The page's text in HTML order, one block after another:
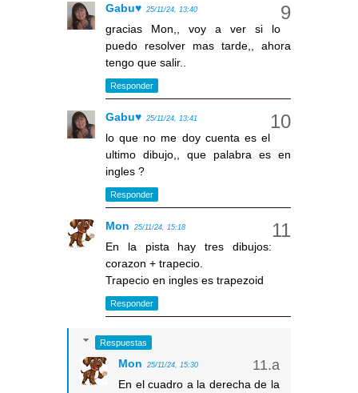
Gabu♥ 25/11/24, 13:40
gracias Mon,, voy a ver si lo
puedo resolver mas tarde,, ahora
tengo que salir..
Responder
Gabu♥ 25/11/24, 13:41
lo que no me doy cuenta es el
ultimo dibujo,, que palabra es en
ingles ?
Responder
Mon 25/11/24, 15:18
En la pista hay tres dibujos:
corazon + trapecio.
Trapecio en ingles es trapezoid
Responder
Respuestas
Mon 25/11/24, 15:30
En el cuadro a la derecha de la